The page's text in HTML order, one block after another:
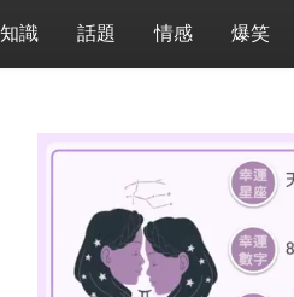
知識 話題 情感 爆笑